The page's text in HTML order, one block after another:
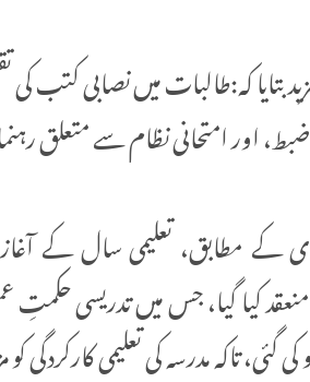
بتایا کہ:طالبات میں نصابی کتب
اور امتحانی نظام سے متعلق
کے مطابق، تعلیمی سال کے
کیا گیا، جس میں تدریسی
گئی، تاکہ مدرسہ کی تعلیمی کارکردگی